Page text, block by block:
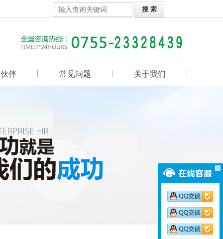
伴 常见问题 关于我们